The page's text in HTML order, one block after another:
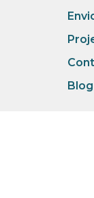
Blog